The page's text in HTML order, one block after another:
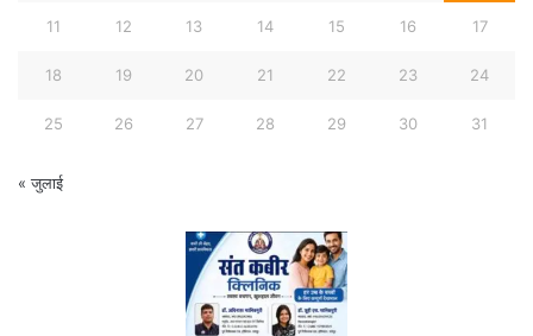
11 12 13 14 15 16 17
18 19 20 21 22 23 24
25 26 27 28 29 30 31
« जुलाई